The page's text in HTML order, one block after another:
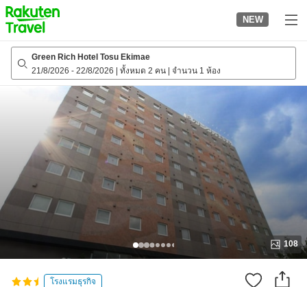
to
top
page
NEW
Green Rich Hotel Tosu Ekimae
21/8/2026 - 22/8/2026 ทั้งหมด 2 คน จำนวน 1 ห้อง
108
โรงแรมธุรกิจ